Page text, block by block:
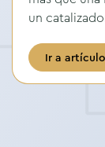
un
Ir a artículo